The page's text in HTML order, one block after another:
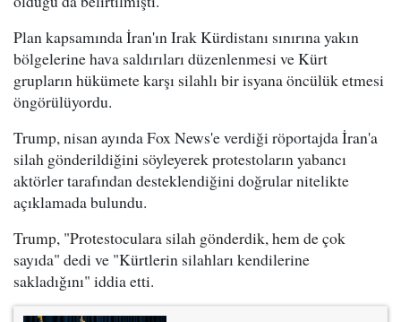
Plan kapsamında İran'ın Irak Kürdistanı sınırına yakın
bölgelerine hava saldırıları düzenlenmesi ve Kürt
grupların hükümete karşı silahlı bir isyana öncülük etmesi
öngörülüyordu.
Trump, nisan ayında Fox News'e verdiği röportajda İran'a
silah gönderildiğini söyleyerek protestoların yabancı
aktörler tarafından desteklendiğini doğrular nitelikte
açıklamada bulundu.
Trump, "Protestoculara silah gönderdik, hem de çok
sayıda" dedi ve "Kürtlerin silahları kendilerine
sakladığını" iddia etti.